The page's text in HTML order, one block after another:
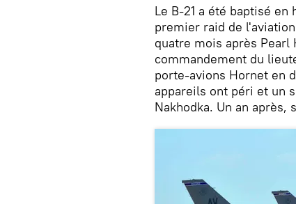
Le B-21 a été baptisé
premier raid de
quatre mois après
commandement du
porte-avions Hornet en
appareils ont péri et un
Nakhodka. Un an